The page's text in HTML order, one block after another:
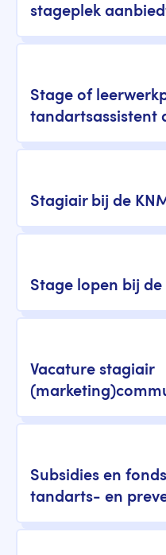
stageplek
Stage of
tandartsassistent
Stagiair bij de
Stage lopen bij de
Vacature stagiair
Subsidies en
tandarts- en